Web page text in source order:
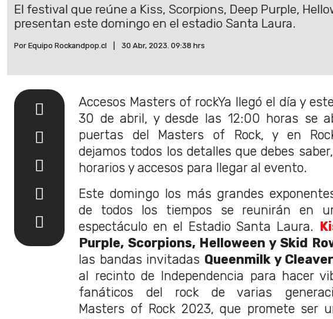
El festival que reúne a Kiss, Scorpions, Deep Purple,
presentan este domingo en el estadio Santa Laura.
Por Equipo Rockandpop.cl 30 Abr, 2023. 09:38 hrs
Accesos Masters of rockYa llegó el día y
30 de abril, y desde las 12:00 horas se
puertas del Masters of Rock, y en
dejamos todos los detalles que debes
horarios y accesos para llegar al evento.
Este domingo los más grandes
de todos los tiempos se reunirán en
espectáculo en el Estadio Santa Laura.
Purple, Scorpions, Helloween y Skid
las bandas invitadas Queenmilk y Cleaver
al recinto de Independencia para hacer
fanáticos del rock de varias
Masters of Rock 2023, que promete ser